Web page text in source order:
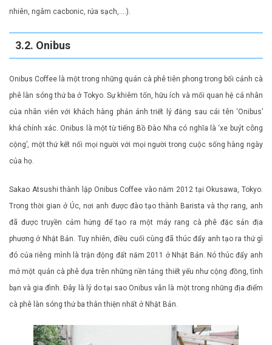
nhiên, ngâm cacbonic, rửa sạch,….).
3.2. Onibus
Onibus Coffee là một trong những quán cà phê tiên phong trong bối cảnh cà
phê làn sóng thứ ba ở Tokyo. Sự khiêm tốn, hữu ích và mối quan hệ cá nhân
của nhân viên với khách hàng phản ánh triết lý đằng sau cái tên ‘Onibus’
khá chính xác. Onibus là một từ tiếng Bồ Đào Nha có nghĩa là ‘xe buýt công
cộng’, một thứ kết nối mọi người với mọi người trong cuộc sống hàng ngày
của họ.
Sakao Atsushi thành lập Onibus Coffee vào năm 2012 tại Okusawa, Tokyo.
Trong thời gian ở Úc, nơi anh được đào tạo thành Barista và thợ rang, anh
đã được truyền cảm hứng để tạo ra một máy rang cà phê đặc sản địa
phương ở Nhật Bản. Tuy nhiên, điều cuối cùng đã thúc đẩy anh tạo ra thứ gì
đó của riêng mình là trận động đất năm 2011 ở Nhật Bản. Nó thúc đẩy anh
mở một quán cà phê dựa trên những nền tảng thiết yếu như cộng đồng, tình
bạn và gia đình. Đây là lý do tại sao Onibus vẫn là một trong những địa điểm
cà phê làn sóng thứ ba thân thiện nhất ở Nhật Bản.